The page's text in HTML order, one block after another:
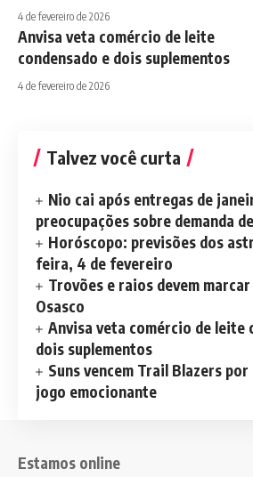
4 de fevereiro de 2026
Anvisa veta comércio de leite
condensado e dois suplementos
4 de fevereiro de 2026
Talvez você curta
Nio cai após entregas de
preocupações sobre demanda
Horóscopo: previsões dos
feira, 4 de fevereiro
Trovões e raios devem
Osasco
Anvisa veta comércio de leite
dois suplementos
Suns vencem Trail Blazers por
jogo emocionante
Estamos online